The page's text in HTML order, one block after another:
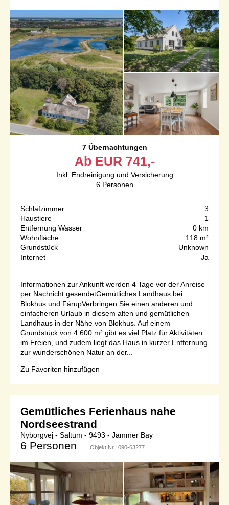
7 Übernachtungen
Ab EUR 741,-
Inkl. Endreinigung und Versicherung
6 Personen
Schlafzimmer
3
Haustiere
1
Entfernung Wasser
0 km
Wohnfläche
118 m²
Grundstück
Unknown
Internet
Ja
Informationen zur Ankunft werden 4 Tage vor der Anreise
per Nachricht gesendetGemütliches Landhaus bei
Blokhus und FårupVerbringen Sie einen anderen und
einfacheren Urlaub in diesem alten und gemütlichen
Landhaus in der Nähe von Blokhus. Auf einem
Grundstück von 4.600 m² gibt es viel Platz für Aktivitäten
im Freien, und zudem liegt das Haus in kurzer Entfernung
zur wunderschönen Natur an der...
Zu Favoriten hinzufügen
Gemütliches Ferienhaus nahe
Nordseestrand
Nyborgvej - Saltum - 9493 - Jammer Bay
6 Personen Objekt Nr.: 090-63277